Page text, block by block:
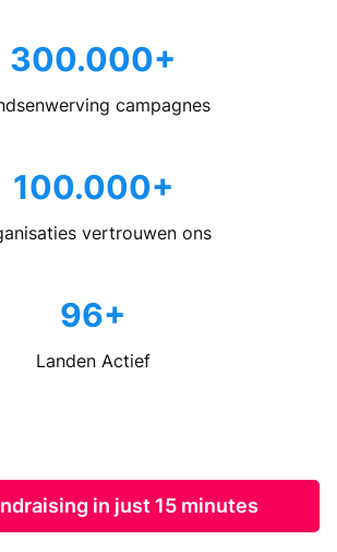
300.000+
campagnes
100.000+
vertrouwen ons
96+
Landen Actief
in just 15 minutes